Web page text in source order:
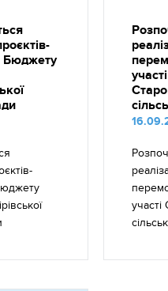
Бюджету
участі
участі